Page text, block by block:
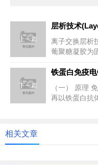
上一篇
层析技术
离子交换层析
葡聚糖凝胶为
下一篇
铁蛋白免疫
（一） 原理
再以铁蛋白抗
相关文章